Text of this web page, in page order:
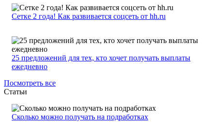
Сетке 2 года! Как развивается соцсеть от hh.ru
25 предложений для тех, кто хочет получать выплаты
ежедневно
Посмотреть все
Статьи
Сколько можно получать на подработках